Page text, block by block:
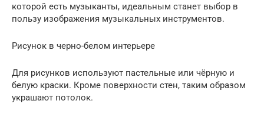
которой есть музыканты, идеальным станет выбор в
пользу изображения музыкальных инструментов.
Рисунок в черно-белом интерьере
Для рисунков используют пастельные или чёрную и
белую краски. Кроме поверхности стен, таким образом
украшают потолок.